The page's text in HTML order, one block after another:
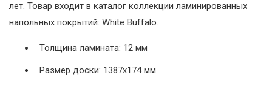
лет. Товар входит в каталог коллекции ламинированных
напольных покрытий: White Buffalo.
Толщина ламината: 12 мм
Размер доски: 1387х174 мм